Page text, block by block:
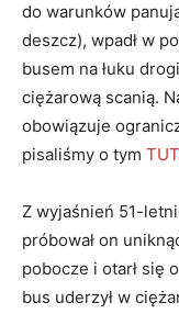
do warunków
deszcz), wpadł w
busem na łuku
ciężarową scanią.
obowiązuje
pisaliśmy o tym
Z wyjaśnień 51-
próbował on
pobocze i otarł się
bus uderzył w